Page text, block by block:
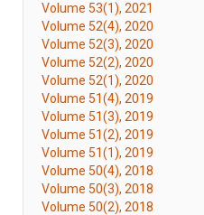
Volume 53(1), 2021
Volume 52(4), 2020
Volume 52(3), 2020
Volume 52(2), 2020
Volume 52(1), 2020
Volume 51(4), 2019
Volume 51(3), 2019
Volume 51(2), 2019
Volume 51(1), 2019
Volume 50(4), 2018
Volume 50(3), 2018
Volume 50(2), 2018